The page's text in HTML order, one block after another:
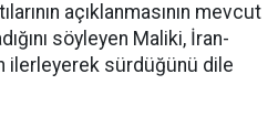
açıklanmasının mevcut
söyleyen Maliki, İran-
ilerleyerek sürdüğünü dile